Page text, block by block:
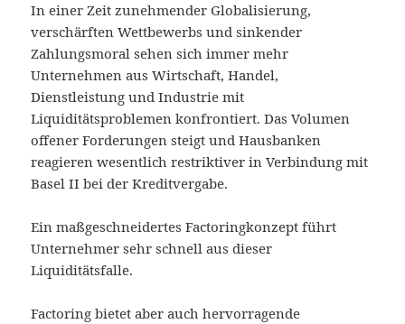
In einer Zeit zunehmender Globalisierung,
verschärften Wettbewerbs und sinkender
Zahlungsmoral sehen sich immer mehr
Unternehmen aus Wirtschaft, Handel,
Dienstleistung und Industrie mit
Liquiditätsproblemen konfrontiert. Das Volumen
offener Forderungen steigt und Hausbanken
reagieren wesentlich restriktiver in Verbindung mit
Basel II bei der Kreditvergabe.
Ein maßgeschneidertes Factoringkonzept führt
Unternehmer sehr schnell aus dieser
Liquiditätsfalle.
Factoring bietet aber auch hervorragende